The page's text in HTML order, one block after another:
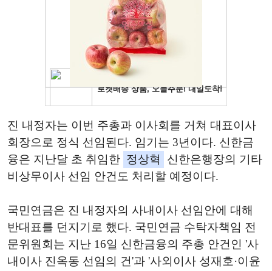
진 내정자는 이번 주총과 이사회를 거쳐 대표이사
회장으로 정식 선임된다. 임기는 3년이다. 신한금
융은 지난달 초 취임한 정상혁
신한은행장의 기타
비상무이사 선임 안건도 처리할 예정이다.
국민연금은 진 내정자의 사내이사 선임안에 대해
반대표를 던지기로 했다. 국민연금 수탁자책임 전
문위원회는 지난 16일 신한금융의 주총 안건인 '사
내이사 진옥동 선임의 건'과 '사외이사 성재호·이윤